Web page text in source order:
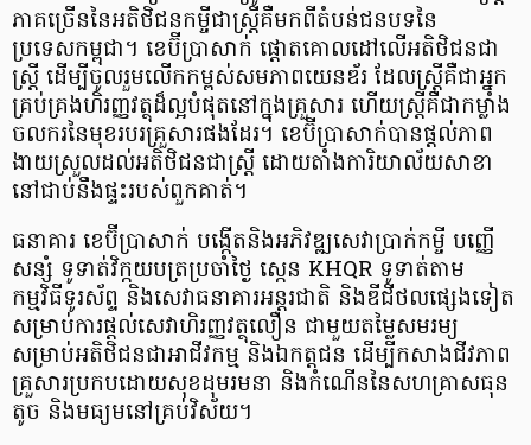
ភាគច្រើននៃអតិថិជនកម្ចីជាស្ត្រីគឺមកពីតំបន់ជនបទនៃ
ប្រទេសកម្ពុជា។ ខេប៊ីប្រាសាក់ ផ្ដោតគោលដៅលើអតិថិជនជា
ស្ត្រី ដើម្បីចូលរួមលើកកម្ពស់សមភាពយេនឌ័រ ដែលស្ត្រីគឺជាអ្នក
គ្រប់គ្រងហិរញ្ញវត្ថុដ៏ល្អបំផុតនៅក្នុងគ្រួសារ ហើយស្ត្រីគឺជាកម្លាំង
ចលករនៃមុខរបរគ្រួសារផងដែរ។ ខេប៊ីប្រាសាក់បានផ្តល់ភាព
ងាយស្រួលដល់អតិថិជនជាស្ត្រី ដោយតាំងការិយាល័យសាខា
នៅជាប់នឹងផ្ទះរបស់ពួកគាត់។
ធនាគារ ខេប៊ីប្រាសាក់ បង្កើតនិងអភិវឌ្ឍសេវាប្រាក់កម្ចី បញ្ញើ
សន្សំ ទូទាត់វិក្កយបត្រប្រចាំថ្ងៃ ស្កេន KHQR ទូទាត់តាម
កម្មវិធីទូរស័ព្ទ និងសេវាធនាគារអន្តរជាតិ និងឌីជីថលផ្សេងទៀត
សម្រាប់ការផ្តល់សេវាហិរញ្ញវត្ថុលឿន ជាមួយតម្លៃសមរម្យ
សម្រាប់អតិថិជនជាអាជីវកម្ម និងឯកត្តជន ដើម្បីកសាងជីវភាព
គ្រួសារប្រកបដោយសុខដុមរមនា និងកំណើននៃសហគ្រាសធុន
តូច និងមធ្យមនៅគ្រប់វិស័យ។